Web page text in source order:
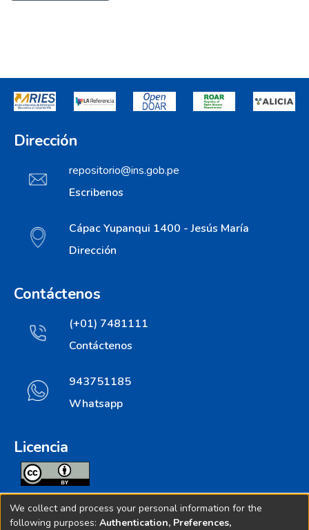
Dirección
repositorio@ins.gob.pe
Escribenos
Cápac Yupanqui 1400 - Jesús María
Dirección
Contáctenos
(+01) 7481111
Contáctenos
943751185
Whatsapp
Licencia
Todos los contenidos de repositorio.ins.gob.pe estan
licenciados bajo
We collect and process your personal information for the
following purposes: Authentication, Preferences,